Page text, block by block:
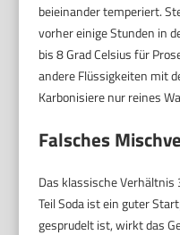
beieinander temperiert.
vorher einige Stunden in
bis 8 Grad Celsius für
andere Flüssigkeiten mit
Karbonisiere nur reines
Falsches
Das klassische Verhältnis
Teil Soda ist ein guter
gesprudelt ist, wirkt das